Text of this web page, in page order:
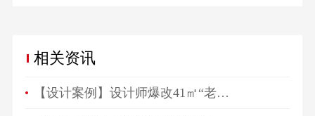
相关资讯
【设计案例】设计师爆改41㎡“老破小”，一房变三房，住祖孙三代五口人不拥挤！